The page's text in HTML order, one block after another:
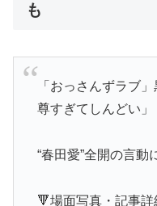
も
「おっさんずラブ
尊すぎてしんどい
“春田愛”全開の言動
🔻場面写真・記事詳